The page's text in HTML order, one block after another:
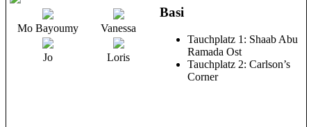
Mo Bayoumy Vanessa
Jo Loris
Basi
Tauchplatz 1: Shaab Abu
Ramada Ost
Tauchplatz 2: Carlson’s
Corner